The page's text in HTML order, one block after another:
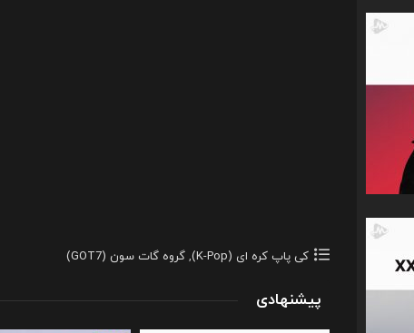
کی پاپ کره ای (K-Pop) , گروه گات‌ سون (GOT7)
پیشنهادی